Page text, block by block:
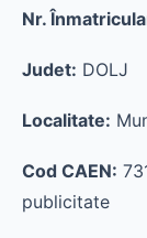
Nr.
Judet: DOLJ
Localitate:
Cod CAEN:
publicitate